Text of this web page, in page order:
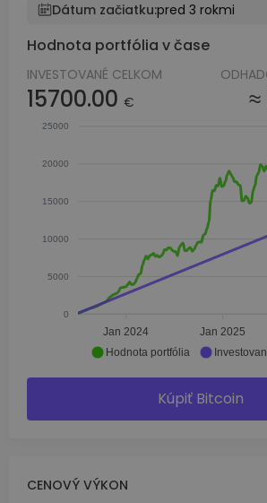
Dátum začiatku:pred 3 rokmi
Hodnota portfólia v čase
INVESTOVANÉ CELKOM
15700.00 € ≈
25000
20000
15000
10000
5000
0
Jan 2024 Jan 2025
Hodnota portfólia
Kúpiť Bitcoin
CENOVÝ VÝKON